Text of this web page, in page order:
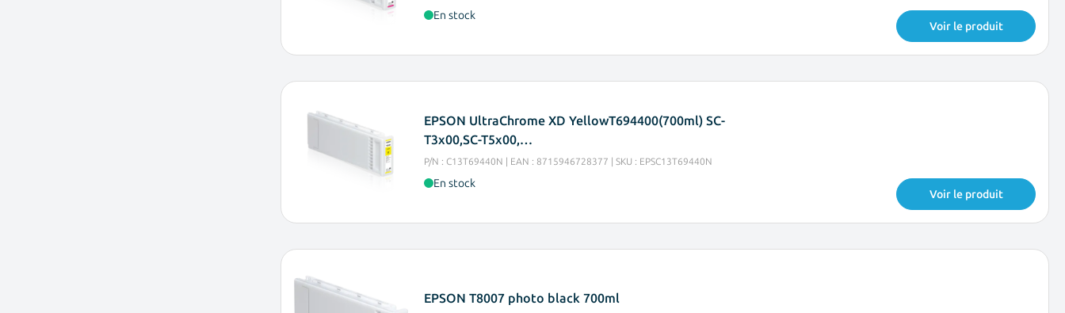
En stock
Voir le produit
EPSON UltraChrome XD YellowT694400(700ml) SC-
T3x00,SC-T5x00,…
P/N : C13T69440N | EAN : 8715946728377 | SKU : EPSC13T69440N
En stock
Voir le produit
EPSON T8007 photo black 700ml